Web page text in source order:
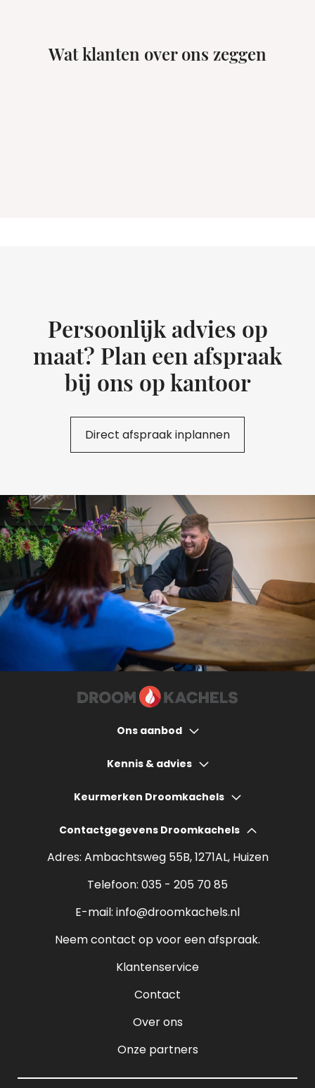
Wat klanten over ons zeggen
Persoonlijk advies op
maat? Plan een afspraak
bij ons op kantoor
Direct afspraak inplannen
Ons aanbod
Houtkachels
Bio ethanol haarden
Sfeerhaarden
Open haard
Kennis & advies
Hoeveel bespaart een houtkachel?
Keurmerken Droomkachels
Contactgegevens Droomkachels
Adres: Ambachtsweg 55B, 1271AL, Huizen
Telefoon: 035 - 205 70 85
E-mail: info@droomkachels.nl
Neem contact op voor een afspraak.
Klantenservice
Contact
Over ons
Onze partners